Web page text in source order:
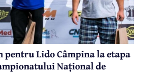
pentru Lido Câmpina la etapa
Național de